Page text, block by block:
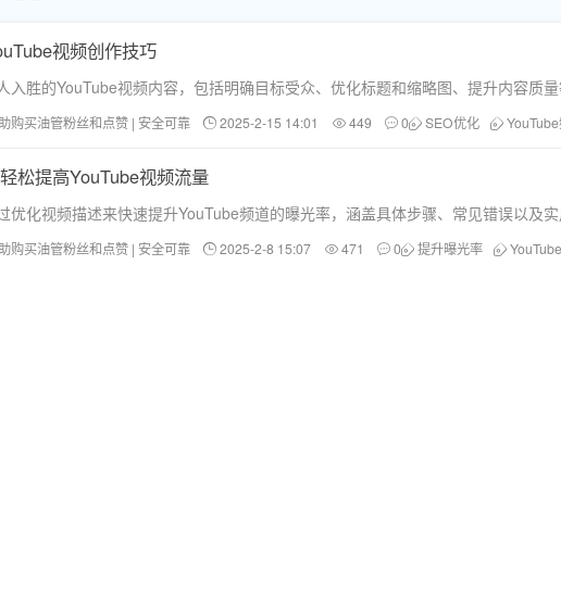
视频创作技巧
入胜的YouTube视频内容，包括明确目标受众、优化标题和缩略图、提升内容质
购买油管粉丝和点赞 | 安全可靠 2025-2-15 14:01 449 0 SEO优化
松提高YouTube视频流量
优化视频描述来快速提升YouTube频道的曝光率，涵盖具体步骤、常见错误以及
购买油管粉丝和点赞 | 安全可靠 2025-2-8 15:07 471 0 提升曝光率